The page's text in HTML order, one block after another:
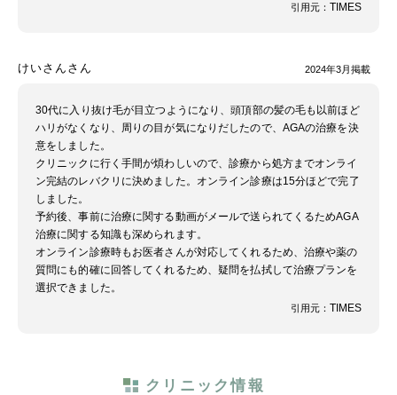
引用元： TIMES
けいさんさん 2024年3月掲載
30代に入り抜け毛が目立つようになり、頭頂部の髪の毛も以前ほど
ハリがなくなり、周りの目が気になりだしたので、AGAの治療を決
意をしました。
クリニックに行く手間が煩わしいので、診療から処方までオンライ
ン完結のレバクリに決めました。オンライン診療は15分ほどで完了
しました。
予約後、事前に治療に関する動画がメールで送られてくるためAGA
治療に関する知識も深められます。
オンライン診療時もお医者さんが対応してくれるため、治療や薬の
質問にも的確に回答してくれるため、疑問を払拭して治療プランを
選択できました。
引用元： TIMES
クリニック情報